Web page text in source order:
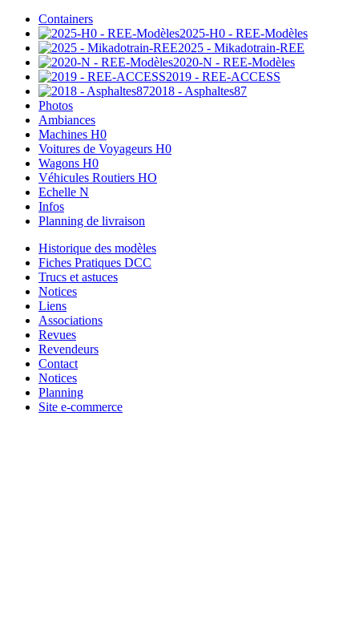
Containers
2025-H0 - REE-Modèles
2025 - Mikadotrain-REE
2020-N - REE-Modèles
2019 - REE-ACCESS
2018 - Asphaltes87
Photos
Ambiances
Machines H0
Voitures de Voyageurs H0
Wagons H0
Véhicules Routiers HO
Echelle N
Infos
Planning de livraison
Historique des modèles
Fiches Pratiques DCC
Trucs et astuces
Notices
Liens
Associations
Revues
Revendeurs
Contact
Notices
Planning
Site e-commerce